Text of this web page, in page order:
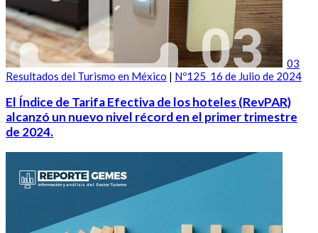
03
Resultados del Turismo en México | Nº125_16 de Julio de 2024
El Índice de Tarifa Efectiva de los hoteles (RevPAR)
alcanzó un nuevo nivel récord en el primer trimestre
de 2024.